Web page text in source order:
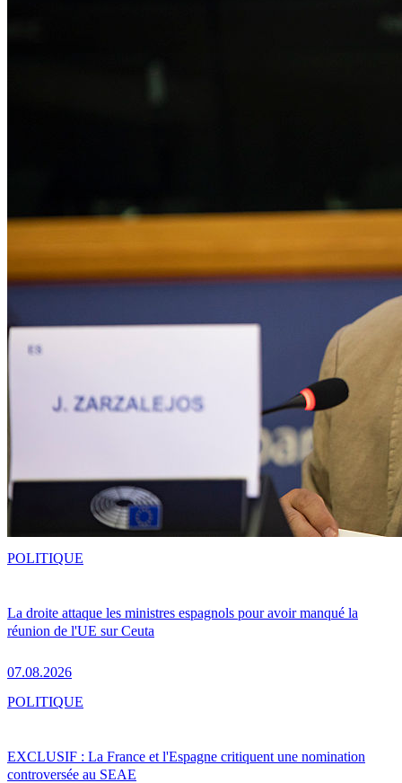
La droite attaque les ministres espagnols pour avoir manqué la
réunion de l'UE sur Ceuta
07.08.2026
POLITIQUE
EXCLUSIF : La France et l'Espagne critiquent une nomination
controversée au SEAE
POLITIQUE